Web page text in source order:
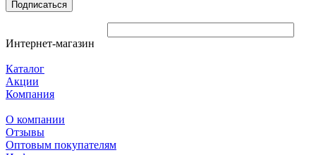
Подписаться
Интернет-магазин
Каталог
Акции
Компания
О компании
Отзывы
Оптовым покупателям